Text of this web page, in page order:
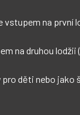
na první
na druhou lodžii
děti nebo jako